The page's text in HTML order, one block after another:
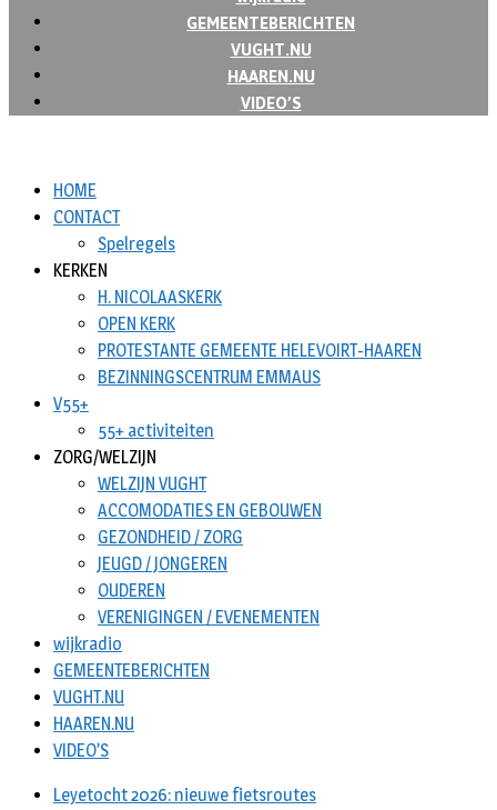
GEMEENTEBERICHTEN
VUGHT.NU
HAAREN.NU
VIDEO’S
HOME
CONTACT
Spelregels
KERKEN
H. NICOLAASKERK
OPEN KERK
PROTESTANTE GEMEENTE HELEVOIRT-HAAREN
BEZINNINGSCENTRUM EMMAUS
V55+
55+ activiteiten
ZORG/WELZIJN
WELZIJN VUGHT
ACCOMODATIES EN GEBOUWEN
GEZONDHEID / ZORG
JEUGD / JONGEREN
OUDEREN
VERENIGINGEN / EVENEMENTEN
wijkradio
GEMEENTEBERICHTEN
VUGHT.NU
HAAREN.NU
VIDEO’S
Leyetocht 2026: nieuwe fietsroutes